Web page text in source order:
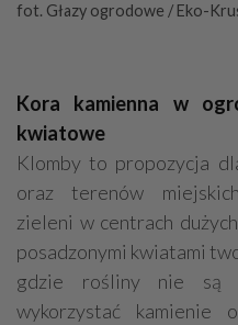
fot. Głazy ogrodowe / Eko-
Kora kamienna w
kwiatowe
Klomby to propozycja
oraz terenów
zieleni w centrach
posadzonymi kwiatami
gdzie rośliny nie są
wykorzystać kamienie